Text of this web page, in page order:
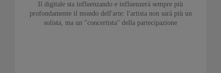
Il digitale sta influenzando e influenzerà sempre più
profondamente il mondo dell'arte: l'artista non sarà più un
solista, ma un "concertista" della partecipazione